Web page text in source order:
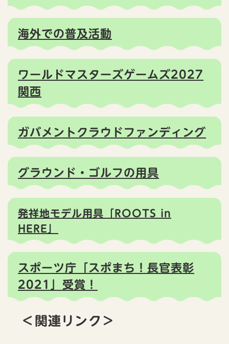
海外での普及活動
ワールドマスターズゲームズ2027
関西
ガバメントクラウドファンディング
グラウンド・ゴルフの用具
発祥地モデル用具「ROOTS in
HERE」​
スポーツ庁「スポまち！長官表彰
2021」受賞！
＜関連リンク＞